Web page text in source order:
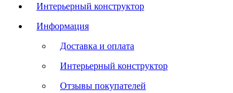
Интерьерный конструктор
Информация
Доставка и оплата
Интерьерный конструктор
Отзывы покупателей